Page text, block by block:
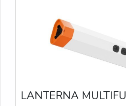
LANTERNA